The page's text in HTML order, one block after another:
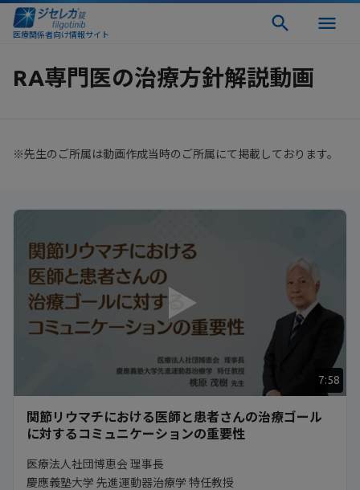
医療関係者向け情報サイト
RA専門医の治療方針解説動画
※先生のご所属は動画作成当時のご所属にて掲載しております。
7:58
関節リウマチにおける医師と患者さんの治療ゴール
に対するコミュニケーションの重要性
医療法人社団博恵会 理事長
慶應義塾大学 先進運動器治療学 特任教授